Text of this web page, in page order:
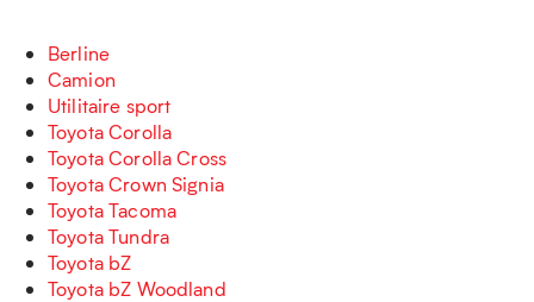
Berline
Camion
Utilitaire sport
Toyota Corolla
Toyota Corolla Cross
Toyota Crown Signia
Toyota Tacoma
Toyota Tundra
Toyota bZ
Toyota bZ Woodland